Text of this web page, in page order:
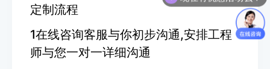
定制流程
1在线咨询客服与你初步沟通,安排工程
师与您一对一详细沟通